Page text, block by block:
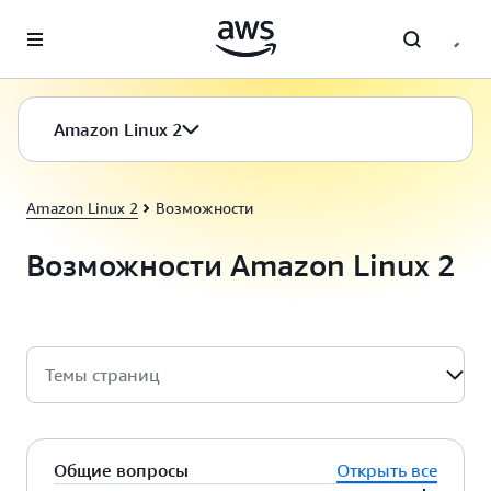
Перейти к главному контенту
Amazon Linux 2
Amazon Linux 2 Возможности
Возможности Amazon Linux 2
Темы страниц
Общие вопросы
Открыть все